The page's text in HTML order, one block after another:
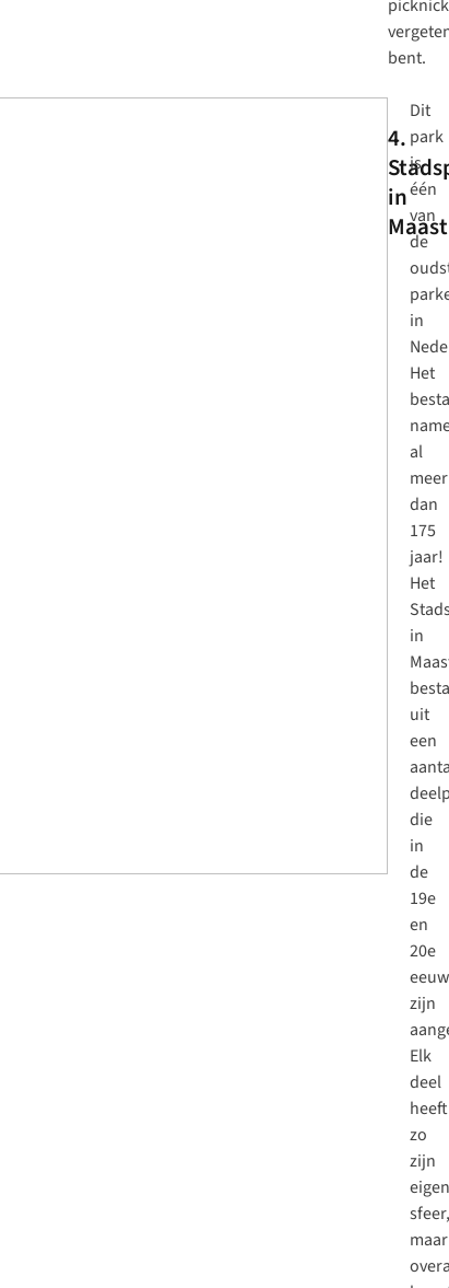
bent.
4.
in
Dit
park
is
één
van
de
in
Het
al
meer
dan
175
jaar!
Het
in
uit
een
die
in
de
19e
en
20e
eeuw
zijn
Elk
deel
heeft
zo
zijn
eigen
sfeer,
maar